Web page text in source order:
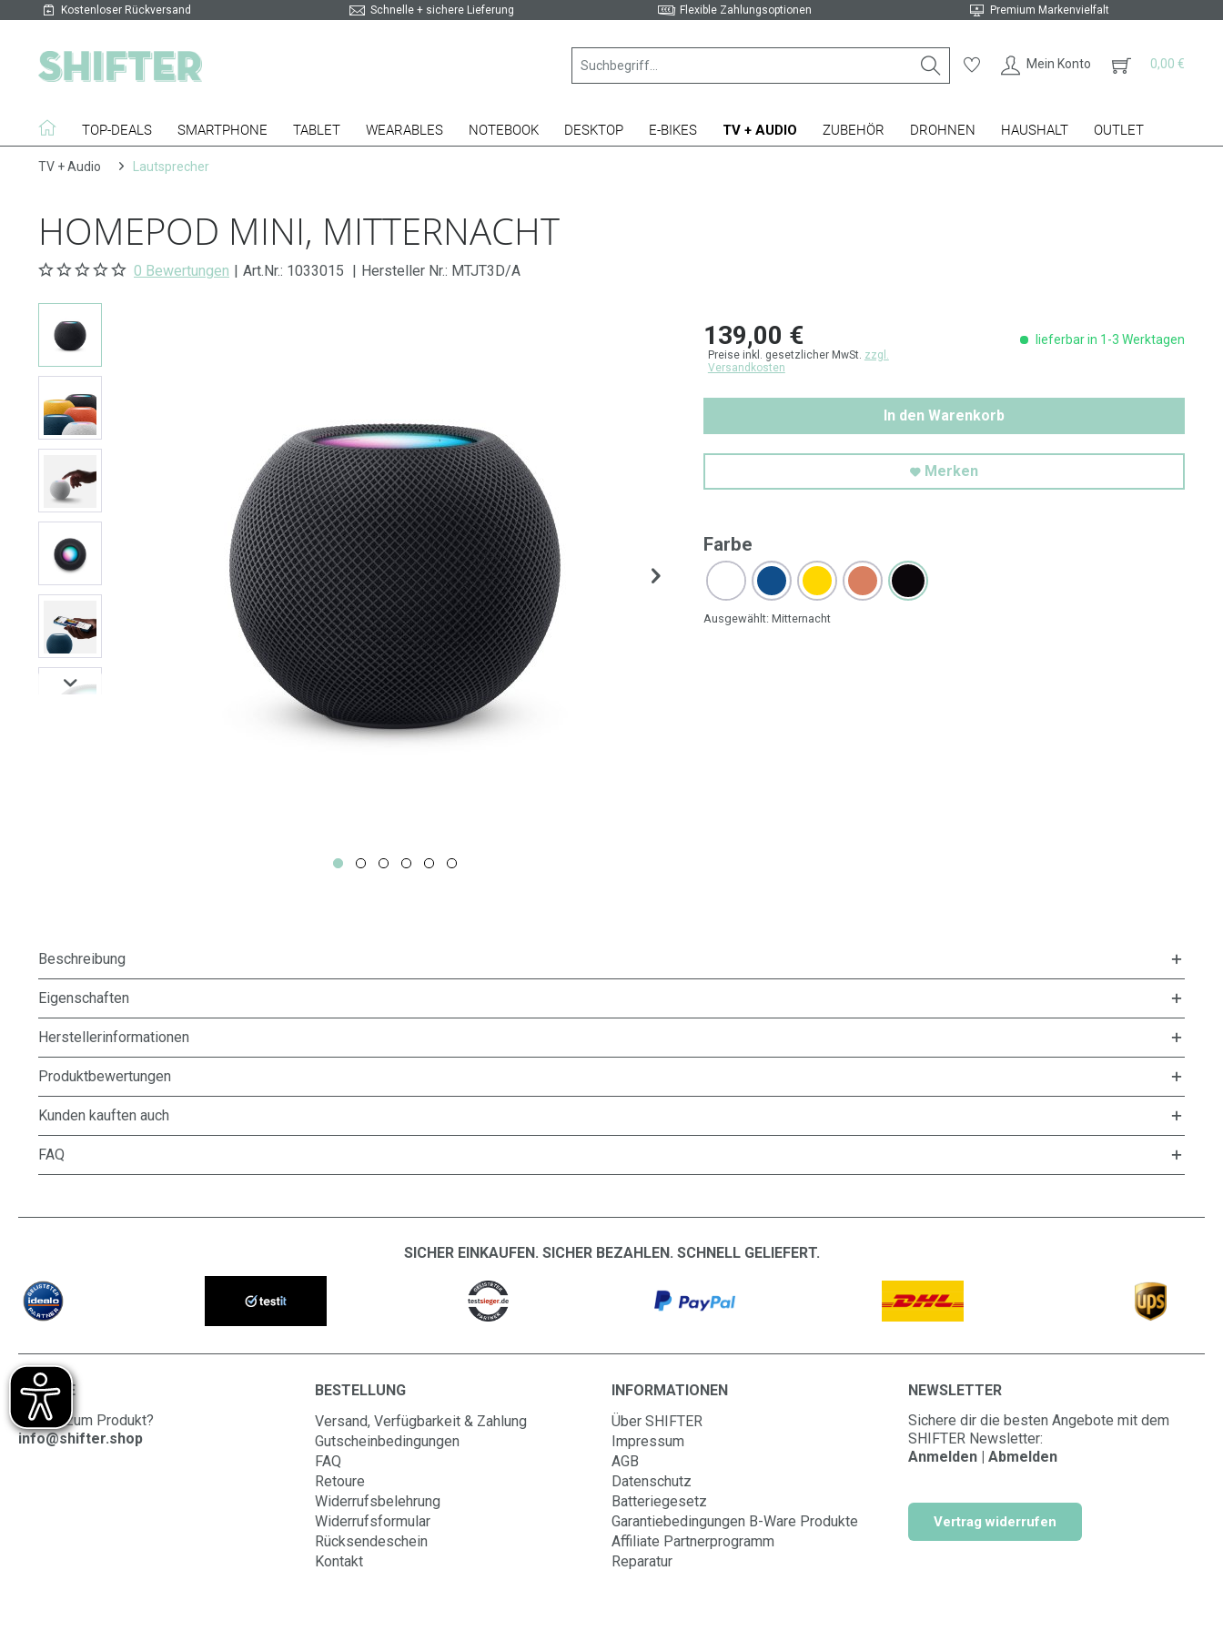
Kostenloser Rückversand Schnelle + sichere Lieferung Flexible Zahlungsoptionen Premium Markenvielfalt
Mein Konto 0,00 €
TOP-DEALS SMARTPHONE TABLET WEARABLES NOTEBOOK DESKTOP E-BIKES TV + AUDIO ZUBEHÖR DROHNEN HAUSHALT OUTLET
TV + Audio Lautsprecher
HOMEPOD MINI, MITTERNACHT
0 Bewertungen | Art.Nr.: 1033015 | Hersteller Nr.: MTJT3D/A
139,00 €
Preise inkl. gesetzlicher MwSt. zzgl.
Versandkosten
lieferbar in 1-3 Werktagen
In den Warenkorb
Merken
Farbe
Ausgewählt: Mitternacht
Beschreibung
Eigenschaften
Herstellerinformationen
Produktbewertungen
Kunden kauften auch
FAQ
SICHER EINKAUFEN. SICHER BEZAHLEN. SCHNELL GELIEFERT.
SERVICE
Fragen zum Produkt?
info@shifter.shop
BESTELLUNG
Versand, Verfügbarkeit & Zahlung
Gutscheinbedingungen
FAQ
Retoure
Widerrufsbelehrung
Widerrufsformular
Rücksendeschein
Kontakt
INFORMATIONEN
Über SHIFTER
Impressum
AGB
Datenschutz
Batteriegesetz
Garantiebedingungen B-Ware Produkte
Affiliate Partnerprogramm
Reparatur
NEWSLETTER
Sichere dir die besten Angebote mit dem
SHIFTER Newsletter:
Anmelden | Abmelden
Vertrag widerrufen